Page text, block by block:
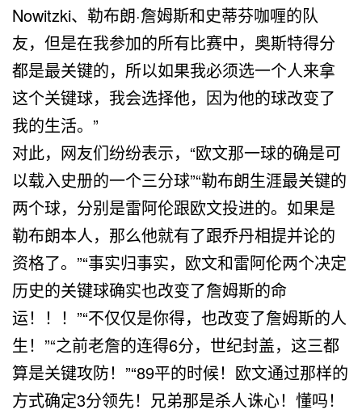
Nowitzki、勒布朗·詹姆斯和史蒂芬咖喱的队
友，但是在我参加的所有比赛中，奥斯特得分
都是最关键的，所以如果我必须选一个人来拿
这个关键球，我会选择他，因为他的球改变了
我的生活。”
对此，网友们纷纷表示，“欧文那一球的确是可
以载入史册的一个三分球”“勒布朗生涯最关键的
两个球，分别是雷阿伦跟欧文投进的。如果是
勒布朗本人，那么他就有了跟乔丹相提并论的
资格了。”“事实归事实，欧文和雷阿伦两个决定
历史的关键球确实也改变了詹姆斯的命
运！！！”“不仅仅是你得，也改变了詹姆斯的人
生！”“之前老詹的连得6分，世纪封盖，这三都
算是关键攻防！”“89平的时候！欧文通过那样的
方式确定3分领先！兄弟那是杀人诛心！懂吗！